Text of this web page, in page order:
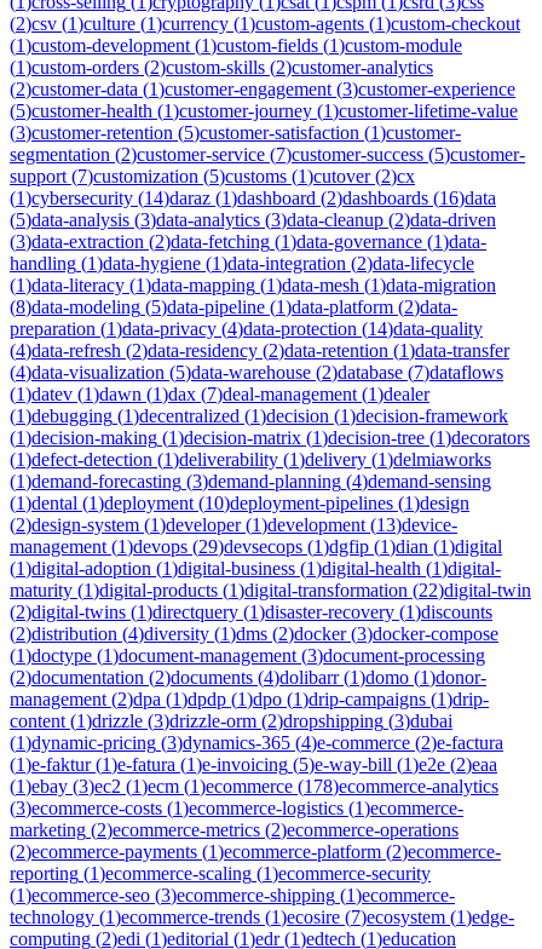
(2)csv (1)culture (1)currency (1)custom-agents (1)custom-checkout
(1)custom-development (1)custom-fields (1)custom-module
(1)custom-orders (2)custom-skills (2)customer-analytics
(2)customer-data (1)customer-engagement (3)customer-experience
(5)customer-health (1)customer-journey (1)customer-lifetime-value
(3)customer-retention (5)customer-satisfaction (1)customer-
segmentation (2)customer-service (7)customer-success (5)customer-
support (7)customization (5)customs (1)cutover(2)cx
(1)cybersecurity (14)daraz (1)dashboard (2)dashboards (16)data
(5)data-analysis (3)data-analytics (3)data-cleanup (2)data-driven
(3)data-extraction (2)data-fetching (1)data-governance (1)data-
handling (1)data-hygiene (1)data-integration (2)data-lifecycle
(1)data-literacy (1)data-mapping (1)data-mesh (1)data-migration
(8)data-modeling (5)data-pipeline (1)data-platform (2)data-
preparation (1)data-privacy (4)data-protection (14)data-quality
(4)data-refresh (2)data-residency (2)data-retention (1)data-transfer
(4)data-visualization (5)data-warehouse (2)database (7)dataflows
(1)datev (1)dawn (1)dax (7)deal-management (1)dealer
(1)debugging (1)decentralized (1)decision (1)decision-framework
(1)decision-making (1)decision-matrix (1)decision-tree (1)decorators
(1)defect-detection (1)deliverability (1)delivery (1)delmiaworks
(1)demand-forecasting (3)demand-planning (4)demand-sensing
(1)dental (1)deployment (10)deployment-pipelines (1)design
(2)design-system (1)developer(1)development (13)device-
management (1)devops (29)devsecops (1)dgfip (1)dian (1)digital
(1)digital-adoption (1)digital-business (1)digital-health (1)digital-
maturity (1)digital-products (1)digital-transformation (22)digital-twin
(2)digital-twins (1)directquery (1)disaster-recovery (1)discounts
(2)distribution (4)diversity (1)dms (2)docker(3)docker-compose
(1)doctype (1)document-management (3)document-processing
(2)documentation (2)documents (4)dolibarr(1)domo (1)donor-
management (2)dpa (1)dpdp (1)dpo (1)drip-campaigns (1)drip-
content (1)drizzle (3)drizzle-orm (2)dropshipping (3)dubai
(1)dynamic-pricing (3)dynamics-365 (4)e-commerce (2)e-factura
(1)e-faktur(1)e-fatura (1)e-invoicing (5)e-way-bill (1)e2e (2)eaa
(1)ebay (3)ec2 (1)ecm (1)ecommerce (178)ecommerce-analytics
(3)ecommerce-costs (1)ecommerce-logistics (1)ecommerce-
marketing (2)ecommerce-metrics (2)ecommerce-operations
(2)ecommerce-payments (1)ecommerce-platform (2)ecommerce-
reporting (1)ecommerce-scaling (1)ecommerce-security
(1)ecommerce-seo (3)ecommerce-shipping (1)ecommerce-
technology (1)ecommerce-trends (1)ecosire (7)ecosystem (1)edge-
computing (2)edi (1)editorial (1)edr(1)edtech (1)education